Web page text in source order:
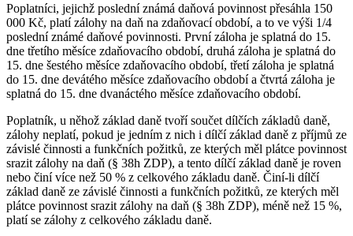
Poplatníci, jejichž poslední známá daňová povinnost přesáhla 150
000 Kč, platí zálohy na daň na zdaňovací období, a to ve výši 1/4
poslední známé daňové povinnosti. První záloha je splatná do 15.
dne třetího měsíce zdaňovacího období, druhá záloha je splatná do
15. dne šestého měsíce zdaňovacího období, třetí záloha je splatná
do 15. dne devátého měsíce zdaňovacího období a čtvrtá záloha je
splatná do 15. dne dvanáctého měsíce zdaňovacího období.
Poplatník, u něhož základ daně tvoří součet dílčích základů daně,
zálohy neplatí, pokud je jedním z nich i dílčí základ daně z příjmů ze
závislé činnosti a funkčních požitků, ze kterých měl plátce povinnost
srazit zálohy na daň (§ 38h ZDP), a tento dílčí základ daně je roven
nebo činí více než 50 % z celkového základu daně. Činí-li dílčí
základ daně ze závislé činnosti a funkčních požitků, ze kterých měl
plátce povinnost srazit zálohy na daň (§ 38h ZDP), méně než 15 %,
platí se zálohy z celkového základu daně.